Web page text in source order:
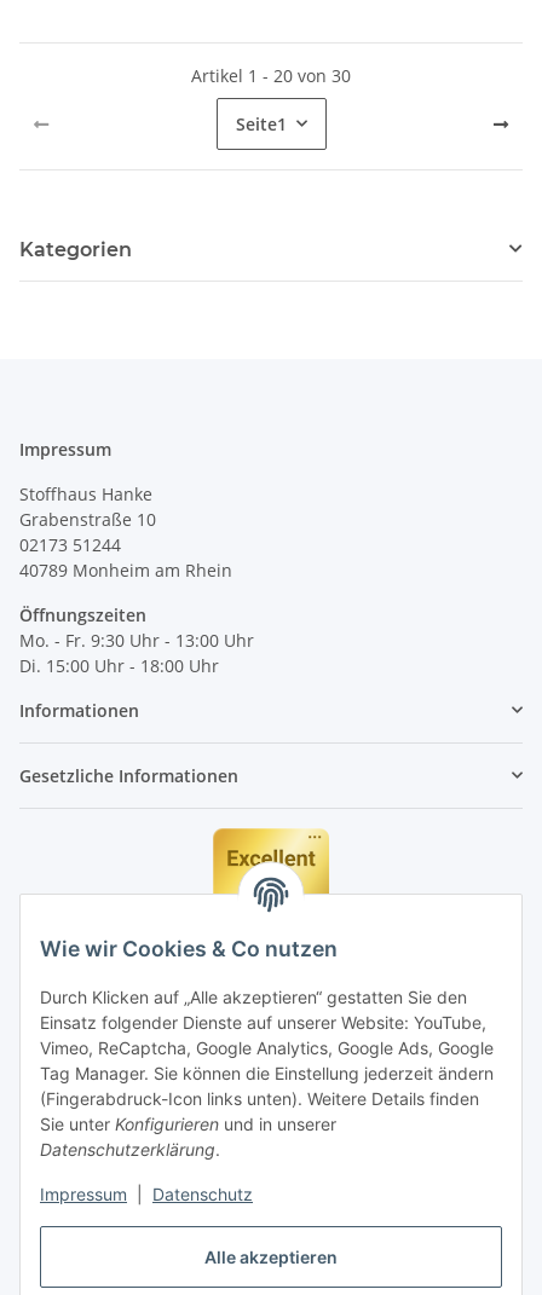
Alle akzeptieren
Wie wir Cookies & Co nutzen
Durch Klicken auf „Alle akzeptieren“ gestatten Sie den
Einsatz folgender Dienste auf unserer Website: YouTube,
Vimeo, ReCaptcha, Google Analytics, Google Ads, Google
Tag Manager. Sie können die Einstellung jederzeit ändern
(Fingerabdruck-Icon links unten). Weitere Details finden
Sie unter Konfigurieren und in unserer
Datenschutzerklärung.
Impressum Datenschutz
Artikel 1 - 20 von 30
Seite1
Kategorien
Impressum
Stoffhaus Hanke
Grabenstraße 10
02173 51244
40789 Monheim am Rhein
Öffnungszeiten
Mo. - Fr. 9:30 Uhr - 13:00 Uhr
Di. 15:00 Uhr - 18:00 Uhr
Informationen
Gesetzliche Informationen
Vertrag widerrufen